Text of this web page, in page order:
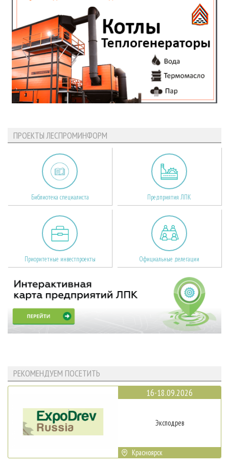
ПРОЕКТЫ ЛЕСПРОМИНФОРМ
Библиотека специалиста Предприятия ЛПК
Приоритетные инвестпроекты Официальные делегации
РЕКОМЕНДУЕМ ПОСЕТИТЬ
16-18.09.2026
Эксподрев
Красноярск